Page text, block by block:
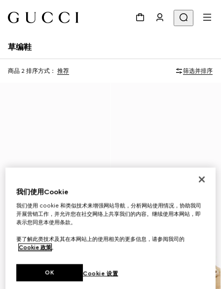
草编鞋
商品 2 排序方式： 推荐 筛选并排序
我们使用Cookie
我们使用 cookie 和类似技术来增强网站导航，分析网站使用情况，协助我司
开展营销工作，并允许您在社交网络上共享我们的内容。继续使用本网站，即
表示您同意本使用条款。
要了解此类技术及其在本网站上的使用相关的更多信息，请参阅我司的
Cookie 政策。
Cookie 设置
OK